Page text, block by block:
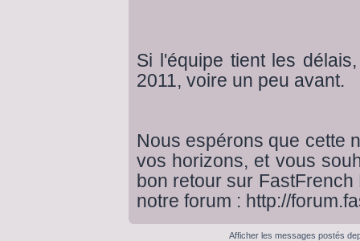
Si l'équipe tient les
2011, voire un peu avant.
Nous espérons que cette
vos horizons, et vous
bon retour sur
notre forum : http://
Afficher les messages postés